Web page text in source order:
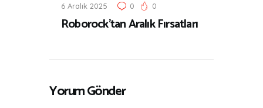
6 Aralık 2025 0 0
Roborock’tan Aralık Fırsatları
Yorum Gönder